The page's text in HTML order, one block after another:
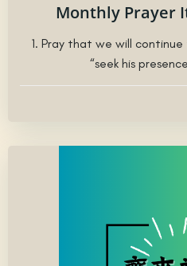
Monthly Prayer
1. Pray that we will
“seek his